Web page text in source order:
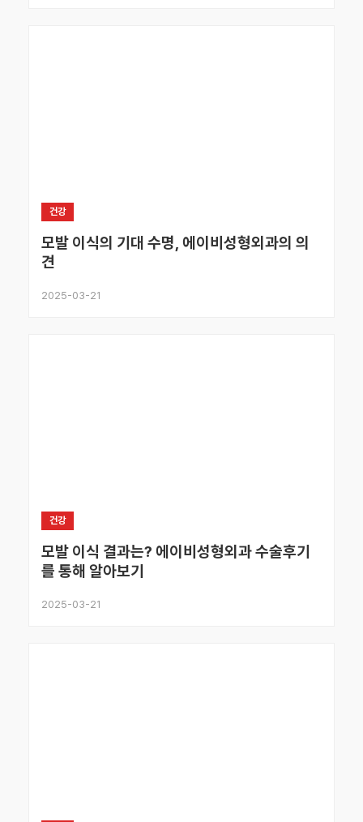
건강
모발 이식의 기대 수명, 에이비성형외과의 의
견
2025-03-21
건강
모발 이식 결과는? 에이비성형외과 수술후기
를 통해 알아보기
2025-03-21